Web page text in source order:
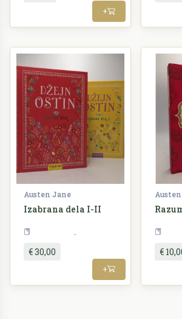
+
Austen Jane
Izabrana dela I-II
€ 30,00
+
€